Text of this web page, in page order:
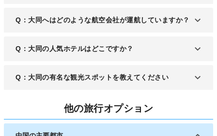
A：日本から大同への直行便はありません。
Q：大同へはどのような航空会社が運航していますか？
A：中国国際航空、重慶航空など国内の航空会社が
Q：大同の人気ホテルはどこですか？
A：リーズナブルな宿泊施設「大同 ピパ ホテル」が
Q：大同の有名な観光スポットを教えてください
A：中国三大石窟群の1つ「雲崗石窟」、1500年の
歴史がある寺院「懸空寺」が人気です。
他の旅行オプション